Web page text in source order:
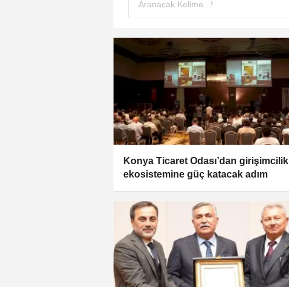
Konya Ticaret Odası’dan girişimcilik
ekosistemine güç katacak adım